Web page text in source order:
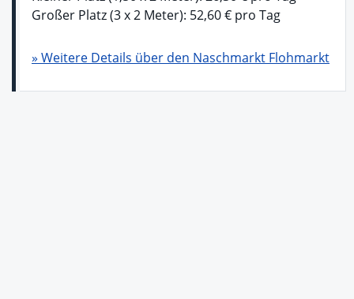
Großer Platz (3 x 2 Meter): 52,60 € pro Tag
» Weitere Details über den Naschmarkt Flohmarkt